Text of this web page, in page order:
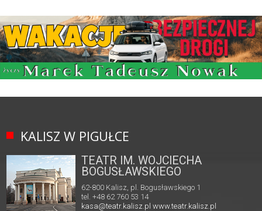
KALISZ W PIGUŁCE
TEATR IM. WOJCIECHA
BOGUSŁAWSKIEGO
62-800 Kalisz, pl. Bogusławskiego 1
tel. +48 62 760 53 14
kasa@teatr.kalisz.pl www.teatr.kalisz.pl